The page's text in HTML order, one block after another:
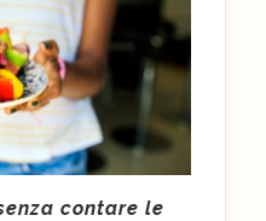
contare le